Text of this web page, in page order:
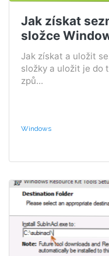
Jak získat
složce
Jak získat a uložit
složky a uložit je do
způ...
Windows